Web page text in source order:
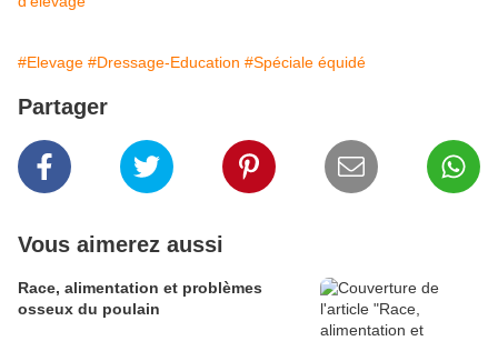
#Elevage #Dressage-Education #Spéciale équidé
Partager
Vous aimerez aussi
Race, alimentation et problèmes
osseux du poulain